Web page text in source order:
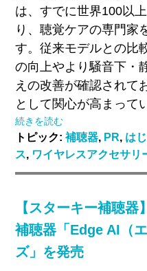
は、すでに世界100以
り、聴覚ケアの専門家
す。従来モデルとの比
の向上やより騒音下・
えの改善が確認されて
として関心が高まって
続きを読む
トピック: 補聴器, PR, は
ス, ワイヤレスアクセサリ
【スターキー補聴
補聴器「Edge AI（
ズ」を発売